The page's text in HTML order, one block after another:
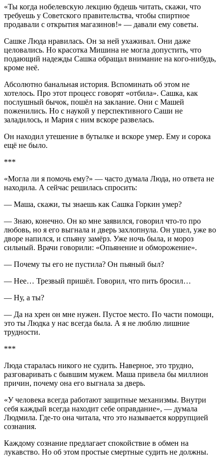
«Ты когда нобелевскую лекцию будешь читать, скажи, что
требуешь у Советского правительства, чтобы спиртное
продавали с открытия магазинов!» — давали ему советы.
Сашке Люда нравилась. Он за ней ухаживал. Они даже
целовались. Но красотка Мишина не могла допустить, что
подающий надежды Сашка обращал внимание на кого-нибудь,
кроме неё.
Абсолютно банальная история. Вспоминать об этом не
хотелось. Про этот процесс говорят «отбила». Сашка, как
послушный бычок, пошёл на заклание. Они с Машей
поженились. Но с наукой у перспективного Саши не
заладилось, и Мария с ним вскоре развелась.
Он находил утешение в бутылке и вскоре умер. Ему и сорока
ещё не было.
***
«Могла ли я помочь ему?» — часто думала Люда, но ответа не
находила. А сейчас решилась спросить:
— Маша, скажи, ты знаешь как Сашка Горкин умер?
— Знаю, конечно. Он ко мне заявился, говорил что-то про
любовь, но я его выгнала и дверь захлопнула. Он ушел, уже во
дворе напился, и спьяну замёрз. Уже ночь была, и мороз
сильный. Врачи говорили: «Опьянение и обморожение».
— Почему ты его не пустила? Он пьяный был?
— Нее… Трезвый пришёл. Говорил, что пить бросил…
— Ну, а ты?
— Да на хрен он мне нужен. Пустое место. По части помощи,
это ты Людка у нас всегда была. А я не люблю лишние
трудности.
***
Люда старалась никого не судить. Наверное, это трудно,
разговаривать с бывшим мужем. Маша привела бы миллион
причин, почему она его выгнала за дверь.
«У человека всегда работают защитные механизмы. Внутри
себя каждый всегда находит себе оправдание», — думала
Людмила. Где-то она читала, что это называется коррупцией
сознания.
Каждому сознание предлагает спокойствие в обмен на
лукавство. Но об этом простые смертные судить не должны.